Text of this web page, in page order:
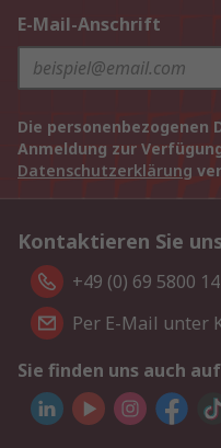
E-Mail-Anschrift
Die personenbezogenen
Anmeldung zur
Datenschutzerklärung
Kontaktieren Sie
+49 (0) 69 5800
Per E-Mail unter
Sie finden uns auch